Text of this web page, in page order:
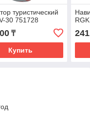
туристический
30 751728
₸
Купить